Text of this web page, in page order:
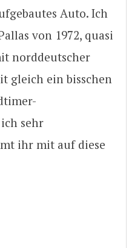
Auto. Ich
von 1972, quasi
norddeutscher
gleich ein bisschen
sehr
ihr mit auf diese